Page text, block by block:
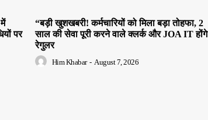
पर
“बड़ी खुशखबरी! कर्मचारियों को मिला बड़ा तोहफा, 2
साल की सेवा पूरी करने वाले क्लर्क और JOA IT होंगे
रेगुलर
Him Khabar - August 7, 2026